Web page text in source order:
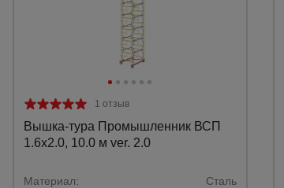
1 отзыв
Вышка-тура Промышленник ВСП
1.6х2.0, 10.0 м ver. 2.0
Материал:
Сталь